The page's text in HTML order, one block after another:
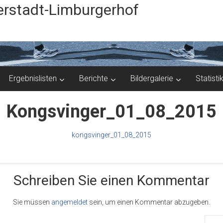
Limburgerhof
Ergebnislisten Berichte Bildergalerie Statistik
Kongsvinger_01_08_2015
kongsvinger_01_08_2015
Schreiben Sie einen Kommentar
Sie müssen angemeldet sein, um einen Kommentar abzugeben.